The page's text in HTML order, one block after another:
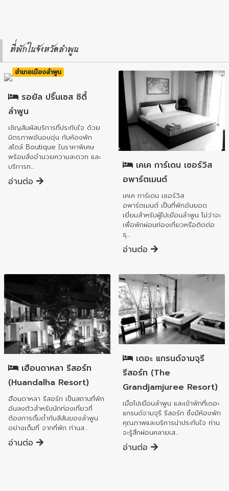
ที่พักในจังหวัดลำพูน
อำเภอเมืองลำพูน
รอยัล ปริ๊นเซส ซิตี้
ลำพูน
เชิญสัมผัสบริการที่ประทับใจ ด้วย
มิตรภาพอันอบอุ่น กับห้องพัก
สไตล์ Boutique ในราคาพิเศษ
พร้อมสิ่งอำนวยความสะดวก และ
บริการท...
อ่านต่อ
อำเภอเมืองลำพูน
เคเค การ์เดน เซอร์วิส
อพาร์ตเมนต์
เคเค การ์เดน เซอร์วิส
อพาร์ตเมนต์ เป็นที่พักอันยอด
เยี่ยมสำหรับผู้ไปเยือนลำพูน ไม่ว่าจะ
เพื่อพักผ่อนท่องเที่ยวหรือติดต่อ
ธุ...
อ่านต่อ
อำเภอเมืองลำพูน
เฮือนดาหลา รีสอร์ท
(Huandalha Resort)
ฮือนดาหลา รีสอร์ท เป็นสถานที่พัก
อันลงตัวสำหรับนักท่องเที่ยวที่
ต้องการดื่มด่ำกับสีสันของลำพูน
อย่างเต็มที่ จากที่พัก ท่านส...
อ่านต่อ
อำเภอเมืองลำพูน
เดอะ แกรนด์จามจุรี
รีสอร์ท (The
Grandjamjuree Resort)
เมื่อไปเยือนลำพูน และเข้าพักที่เดอะ
แกรนด์จามจุรี รีสอร์ท ซึ่งมีห้องพัก
คุณภาพและบริการน่าประทับใจ ท่าน
จะรู้สึกผ่อนคลายเส...
อ่านต่อ